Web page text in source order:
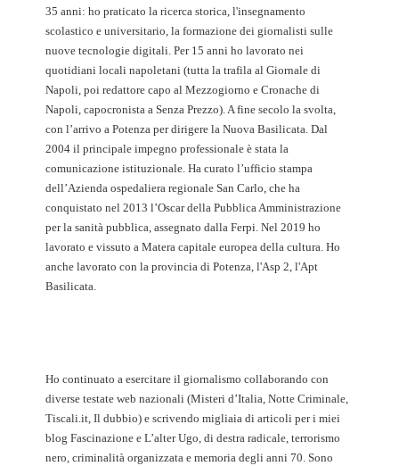
35 anni: ho praticato la ricerca storica, l'insegnamento
scolastico e universitario, la formazione dei giornalisti sulle
nuove tecnologie digitali. Per 15 anni ho lavorato nei
quotidiani locali napoletani (tutta la trafila al Giornale di
Napoli, poi redattore capo al Mezzogiorno e Cronache di
Napoli, capocronista a Senza Prezzo). A fine secolo la svolta,
con l’arrivo a Potenza per dirigere la Nuova Basilicata. Dal
2004 il principale impegno professionale è stata la
comunicazione istituzionale. Ha curato l’ufficio stampa
dell’Azienda ospedaliera regionale San Carlo, che ha
conquistato nel 2013 l’Oscar della Pubblica Amministrazione
per la sanità pubblica, assegnato dalla Ferpi. Nel 2019 ho
lavorato e vissuto a Matera capitale europea della cultura. Ho
anche lavorato con la provincia di Potenza, l'Asp 2, l'Apt
Basilicata.
Ho continuato a esercitare il giornalismo collaborando con
diverse testate web nazionali (Misteri d’Italia, Notte Criminale,
Tiscali.it, Il dubbio) e scrivendo migliaia di articoli per i miei
blog Fascinazione e L’alter Ugo, di destra radicale, terrorismo
nero, criminalità organizzata e memoria degli anni 70. Sono